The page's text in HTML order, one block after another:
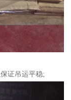
证吊运平稳;